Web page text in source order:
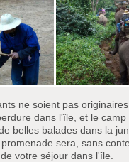
ne soient pas
dans l'île, et le camp
belles balades dans la
sera, sans
votre séjour dans l'île.